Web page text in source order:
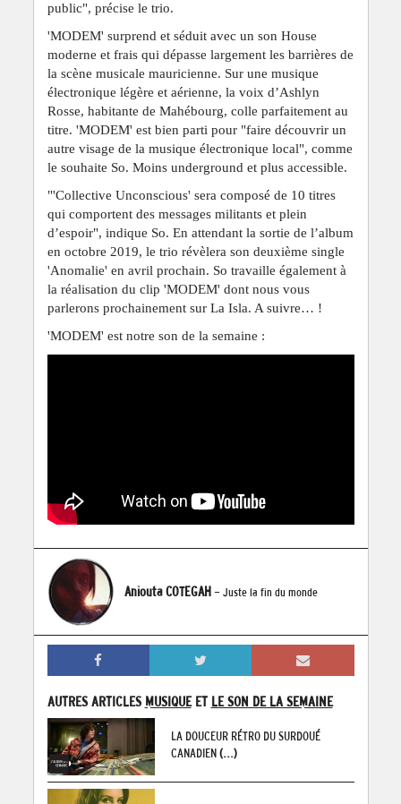
public", précise le trio.
'MODEM' surprend et séduit avec un son House
moderne et frais qui dépasse largement les barrières de
la scène musicale mauricienne. Sur une musique
électronique légère et aérienne, la voix d’Ashlyn
Rosse, habitante de Mahébourg, colle parfaitement au
titre. 'MODEM' est bien parti pour "faire découvrir un
autre visage de la musique électronique local", comme
le souhaite So. Moins underground et plus accessible.
"'Collective Unconscious' sera composé de 10 titres
qui comportent des messages militants et plein
d’espoir", indique So. En attendant la sortie de l’album
en octobre 2019, le trio révèlera son deuxième single
'Anomalie' en avril prochain. So travaille également à
la réalisation du clip 'MODEM' dont nous vous
parlerons prochainement sur La Isla. A suivre… !
'MODEM' est notre son de la semaine :
Aniouta COTEGAH - Juste la fin du monde
AUTRES ARTICLES MUSIQUEET LE SON DE LA SEMAINE
LA DOUCEUR RÉTRO DU SURDOUÉ
CANADIEN(...)